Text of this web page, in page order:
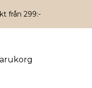
från 299:-